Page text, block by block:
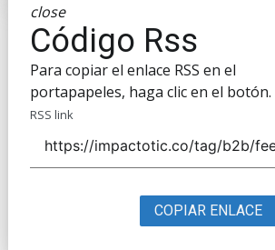
close
Código Rss
Para copiar el enlace RSS en el
portapapeles, haga clic en el botón.
RSS link
COPIAR ENLACE